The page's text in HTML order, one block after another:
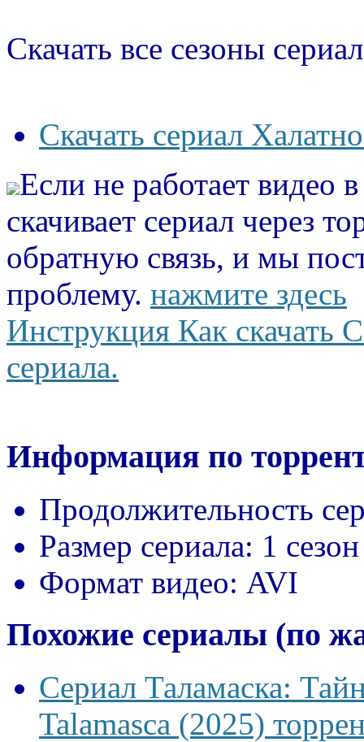
Скачать все сезоны
Скачать сериал
Если не работает видео
скачивает сериал через
обратную связь, и мы
проблему. нажмите здесь
Инструкция Как скачать
сериала.
Информация по
Продолжительность
Размер сериала: 1
Формат видео: AVI
Похожие сериалы (по
Сериал Таламаска:
Talamasca (2025)